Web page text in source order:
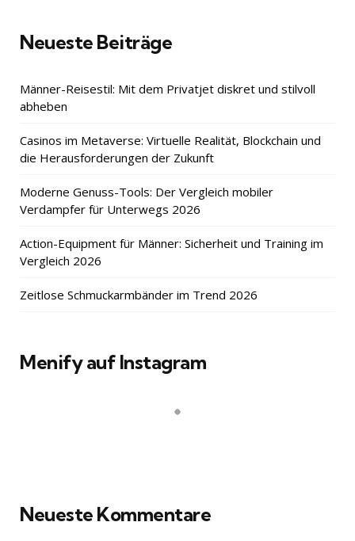
Neueste Beiträge
Männer-Reisestil: Mit dem Privatjet diskret und stilvoll
abheben
Casinos im Metaverse: Virtuelle Realität, Blockchain und
die Herausforderungen der Zukunft
Moderne Genuss-Tools: Der Vergleich mobiler
Verdampfer für Unterwegs 2026
Action-Equipment für Männer: Sicherheit und Training im
Vergleich 2026
Zeitlose Schmuckarmbänder im Trend 2026
Menify auf Instagram
Neueste Kommentare